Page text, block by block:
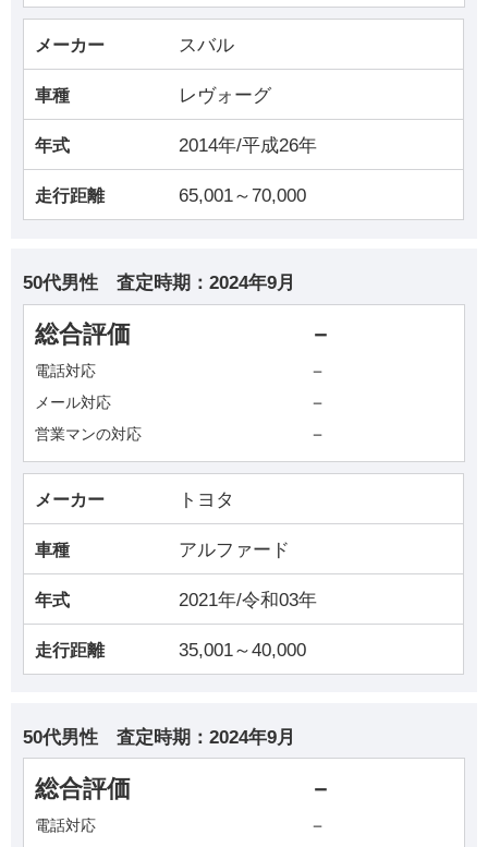
メーカー スバル
車種 レヴォーグ
年式 2014年/平成26年
走行距離 65,001～70,000
50代男性 査定時期： 2024年9月
総合評価 －
電話対応 －
メール対応 －
営業マンの対応 －
メーカー トヨタ
車種 アルファード
年式 2021年/令和03年
走行距離 35,001～40,000
50代男性 査定時期： 2024年9月
総合評価 －
電話対応 －